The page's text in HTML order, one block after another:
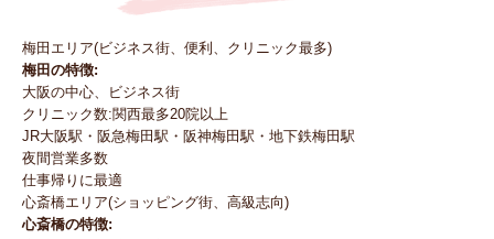
梅田エリア(ビジネス街、便利、クリニック最多)
梅田の特徴:
大阪の中心、ビジネス街
クリニック数:関西最多20院以上
JR大阪駅・阪急梅田駅・阪神梅田駅・地下鉄梅田駅
夜間営業多数
仕事帰りに最適
心斎橋エリア(ショッピング街、高級志向)
心斎橋の特徴: